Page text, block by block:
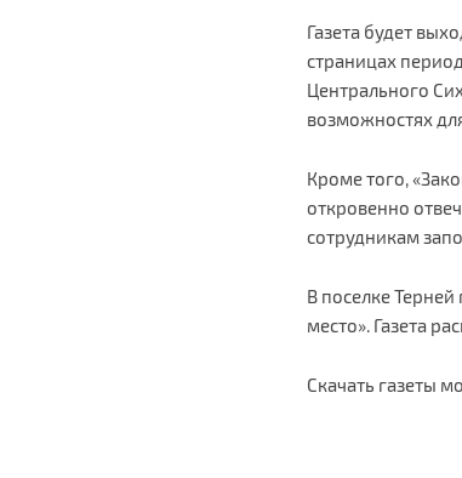
Газета будет
страницах
Центрального
возможностях
Кроме того,
откровенно
сотрудникам
В поселке
место». Газета
Скачать газеты